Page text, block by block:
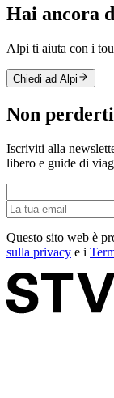
Hai ancora
Alpi ti aiuta con i
Chiedi ad Alpi
Non
Iscriviti alla
libero e guide di
Questo sito web è
sulla privacy e i